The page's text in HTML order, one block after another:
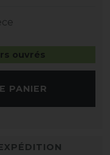
ouvrés
PANIER